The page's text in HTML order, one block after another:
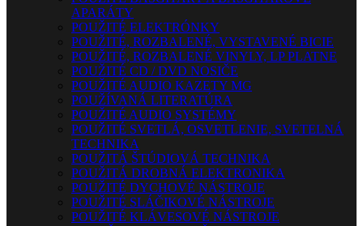
APARÁTY
POUŽITÉ ELEKTRÓNKY
POUŽITÉ, ROZBALENÉ, VYSTAVENÉ BICIE
POUŽITÉ, ROZBALENÉ VINYLY, LP PLATNE
POUŽITÉ CD / DVD NOSIČE
POUŽITÉ AUDIO KAZETY MG
POUŽÍVANÁ LITERATÚRA
POUŽITÉ AUDIO SYSTÉMY
POUŽITÉ SVETLÁ, OSVETLENIE, SVETELNÁ
TECHNIKA
POUŽITÁ ŠTÚDIOVÁ TECHNIKA
POUŽITÁ DROBNÁ ELEKTRONIKA
POUŽITÉ DYCHOVÉ NÁSTROJE
POUŽITÉ SLÁČIKOVÉ NÁSTROJE
POUŽITÉ KLÁVESOVÉ NÁSTROJE